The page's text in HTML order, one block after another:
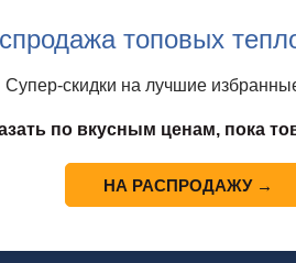
топовых
Супер-скидки на лучшие
по вкусным ценам, пока
НА РАСПРОДАЖУ →